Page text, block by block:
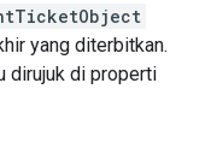
yang diterbitkan.
dirujuk di properti